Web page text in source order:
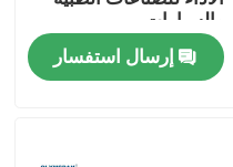
والسيارات
إرسال استفسار